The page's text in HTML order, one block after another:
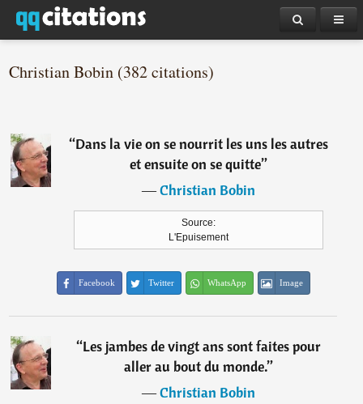
Christian Bobin (382 citations)
“Dans la vie on se nourrit les uns les autres
et ensuite on se quitte”
―Christian Bobin
Source:
L'Epuisement
Facebook Twitter WhatsApp Image
“Les jambes de vingt ans sont faites pour
aller au bout du monde.”
―Christian Bobin